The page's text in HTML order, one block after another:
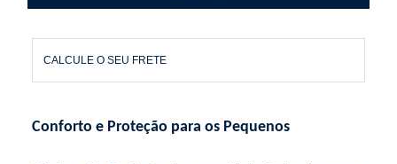
CALCULE O SEU FRETE
Conforto e Proteção para os Pequenos